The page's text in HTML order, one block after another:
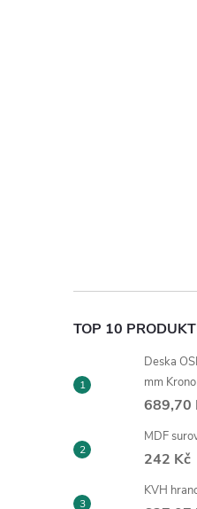
TOP 10
Deska
mm
689,70
MDF
242 Kč
KVH